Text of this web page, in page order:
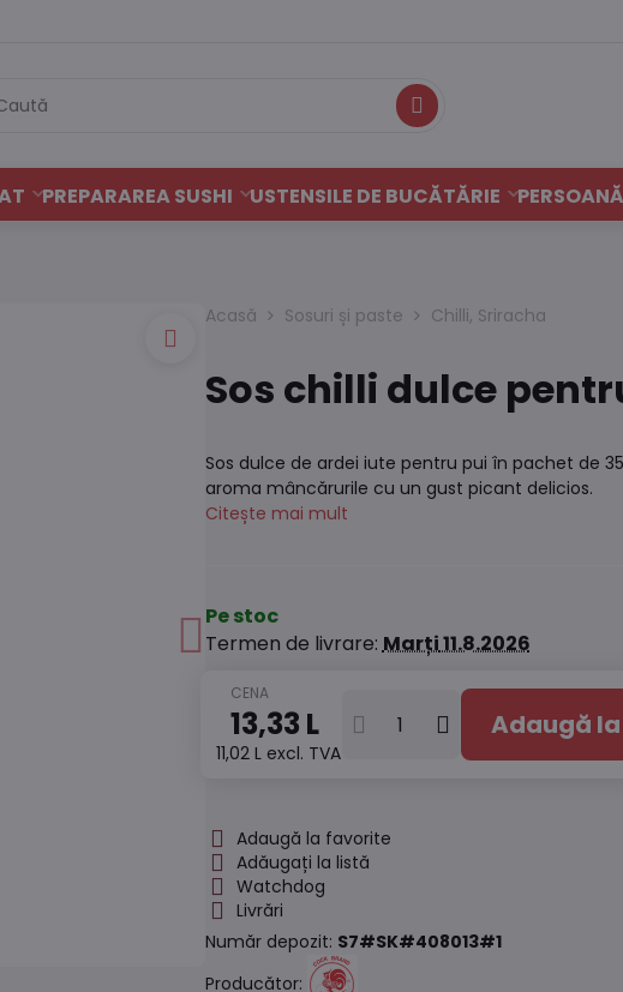
Caută
PREPARAREA SUSHI USTENSILE DE BUCĂTĂRIE
Acasă Sosuri și paste Chilli, Sriracha
Sos chilli dulce
Sos dulce de ardei iute pentru pui în pachet de
aroma mâncărurile cu un gust picant delicios.
Citește mai mult
Pe stoc
Termen de livrare:Marți11.8.2026
13,33 L
11,02 L excl. TVA
Adaugă
Adaugă la favorite
Adăugați la listă
Watchdog
Livrări
Număr depozit: S7#SK#408013#1
Producător: